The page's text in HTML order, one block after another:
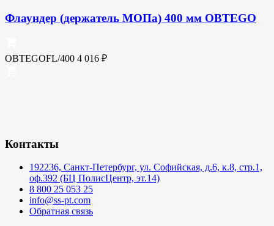
Флаундер (держатель МОПа) 400 мм OBTEGO
OBTEGOFL/400 4 016 ₽
Контакты
192236, Санкт-Петербург, ул. Софийская, д.6, к.8, стр.1,
оф.392 (БЦ ПолисЦентр, эт.14)
8 800 25 053 25
info@ss-pt.com
Обратная связь